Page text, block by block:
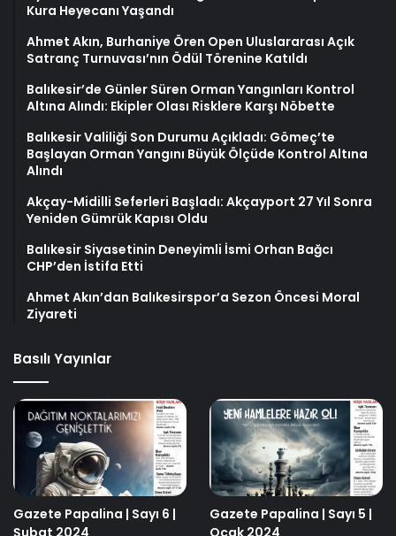
Kura Heyecanı Yaşandı
Ahmet Akın, Burhaniye Ören Open Uluslararası Açık
Satranç Turnuvası’nın Ödül Törenine Katıldı
Balıkesir’de Günler Süren Orman Yangınları Kontrol
Altına Alındı: Ekipler Olası Risklere Karşı Nöbette
Balıkesir Valiliği Son Durumu Açıkladı: Gömeç’te
Başlayan Orman Yangını Büyük Ölçüde Kontrol Altına
Alındı
Akçay-Midilli Seferleri Başladı: Akçayport 27 Yıl Sonra
Yeniden Gümrük Kapısı Oldu
Balıkesir Siyasetinin Deneyimli İsmi Orhan Bağcı
CHP’den İstifa Etti
Ahmet Akın’dan Balıkesirspor’a Sezon Öncesi Moral
Ziyareti
Basılı Yayınlar
Gazete Papalina | Sayı 6 |
Gazete Papalina | Sayı 5 |